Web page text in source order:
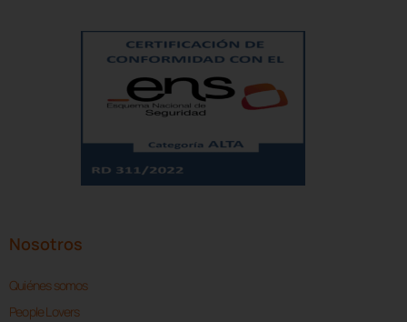
Nosotros
Quiénes somos
People Lovers